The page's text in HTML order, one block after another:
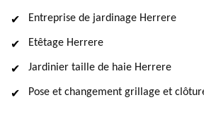
Entreprise de jardinage Herrere
Etêtage Herrere
Jardinier taille de haie Herrere
Pose et changement grillage et